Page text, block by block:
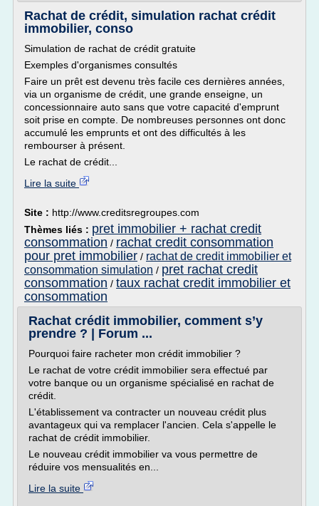
Rachat de crédit, simulation rachat crédit
immobilier, conso
Simulation de rachat de crédit gratuite
Exemples d'organismes consultés
Faire un prêt est devenu très facile ces dernières années,
via un organisme de crédit, une grande enseigne, un
concessionnaire auto sans que votre capacité d'emprunt
soit prise en compte. De nombreuses personnes ont donc
accumulé les emprunts et ont des difficultés à les
rembourser à présent.
Le rachat de crédit...
Lire la suite
Site : http://www.creditsregroupes.com
Thèmes liés : pret immobilier + rachat credit
consommation / rachat credit consommation
pour pret immobilier / rachat de credit immobilier et
consommation simulation / pret rachat credit
consommation / taux rachat credit immobilier et
consommation
Rachat crédit immobilier, comment s’y
prendre ? | Forum ...
Pourquoi faire racheter mon crédit immobilier ?
Le rachat de votre crédit immobilier sera effectué par
votre banque ou un organisme spécialisé en rachat de
crédit.
L'établissement va contracter un nouveau crédit plus
avantageux qui va remplacer l'ancien. Cela s'appelle le
rachat de crédit immobilier.
Le nouveau crédit immobilier va vous permettre de
réduire vos mensualités en...
Lire la suite